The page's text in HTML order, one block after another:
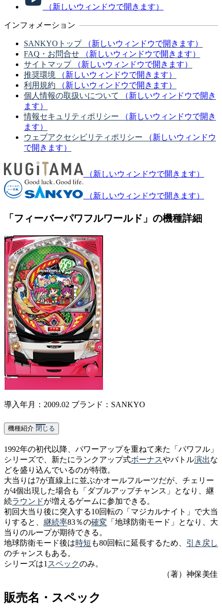
（新しいウィンドウで開きます）
インフォメーション
SANKYOトップ
（新しいウィンドウで開きます）
FAQ・お問合せ
（新しいウィンドウで開きます）
サイトマップ
（新しいウィンドウで開きます）
推奨環境
（新しいウィンドウで開きます）
利用規約
（新しいウィンドウで開きます）
個人情報の取扱いについて
（新しいウィンドウで開き
ます）
情報セキュリティポリシー
（新しいウィンドウで開き
ます）
ウェブアクセシビリティポリシー
（新しいウィンドウ
で開きます）
（新しいウィンドウで開きます）
（新しいウィンドウで開きます）
「フィーバーパワフルワールド」の機種詳細
導入年月：2009.02 ブランド：SANKYO
機種紹介 閉じる
1992年の初代以降、パワーアップを重ねて来た「パワフル」
シリーズで、新たにランクアップ式ボーナスやバトル演出な
どを盛り込んでいるのが特徴。
大当りは7が直線上に並ぶかオールフルーツだが、チェリー
が4個出現した場合も「ダブルアップチャンス」となり、継
続ラウンドが増えるゲームに参加できる。
初回大当り後に突入する10回転の「マジカルナイト」で大当
りすると、 継続率83％の確変 「地球防衛モード」となり、大
当りのループが期待できる。
地球防衛モード後は時短 も80回転に延長するため、 引き戻し
のチャンスもある。
シリーズは1 スペックのみ。
（著）神保美佳
販売名・スペック